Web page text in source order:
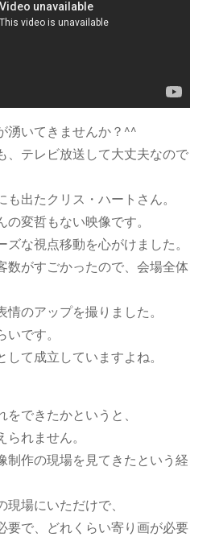
湧いてきませんか？^^
、テレビ放送して大丈夫なので
出たクリス・ハートさん。
変哲もない映像です。
な視点移動を心がけました。
数がすごかったので、会場全体
のアップを撮りました。
です。
て成立していますよね。
できたかというと、
れません。
制作の現場を見てきたという経
場にいただけで、
要で、どれくらい寄り画が必要